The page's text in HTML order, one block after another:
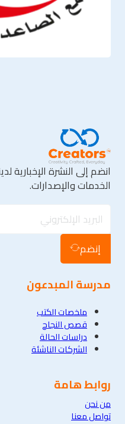
انضم إلى النشرة الإخبارية
الخدمات والإصدارات.
إنضم
مدرسة المبدعون
ملخصات الكتب
قصص النجاح
دراسات الحالة
الشركات الناشئة
روابط هامة
من نحن
تواصل معنا